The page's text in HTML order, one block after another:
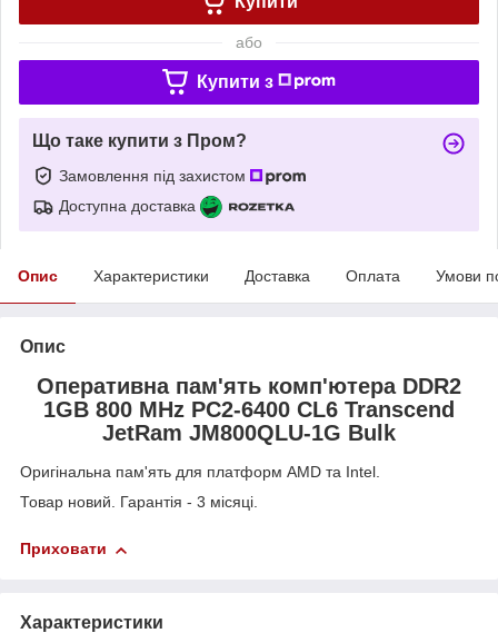
або
Купити з
Що таке купити з Пром?
Замовлення під захистом
Доступна доставка
Опис Характеристики Доставка Оплата Умови
Опис
Оперативна пам'ять комп'ютера DDR2
1GB 800 MHz PC2-6400 CL6 Transcend
JetRam JM800QLU-1G Bulk
Оригінальна пам'ять для платформ AMD та Intel.
Товар новий. Гарантія - 3 місяці.
Приховати
Характеристики